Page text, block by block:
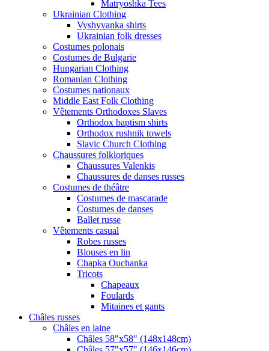
Matryoshka Tees
Ukrainian Clothing
Vyshyvanka shirts
Ukrainian folk dresses
Costumes polonais
Costumes de Bulgarie
Hungarian Clothing
Romanian Clothing
Costumes nationaux
Middle East Folk Clothing
Vêtements Orthodoxes Slaves
Orthodox baptism shirts
Orthodox rushnik towels
Slavic Church Clothing
Chaussures folkloriques
Chaussures Valenkis
Chaussures de danses russes
Costumes de théâtre
Costumes de mascarade
Costumes de danses
Ballet russe
Vêtements casual
Robes russes
Blouses en lin
Chapka Ouchanka
Tricots
Chapeaux
Foulards
Mitaines et gants
Châles russes
Châles en laine
Châles 58"x58" (148x148cm)